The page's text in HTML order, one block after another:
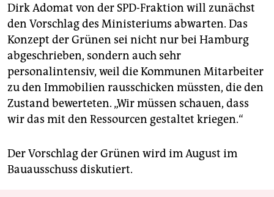
Dirk Adomat von der SPD-Fraktion will zunächst
den Vorschlag des Ministeriums abwarten. Das
Konzept der Grünen sei nicht nur bei Hamburg
abgeschrieben, sondern auch sehr
personalintensiv, weil die Kommunen Mitarbeiter
zu den Immobilien rausschicken müssten, die den
Zustand bewerteten. „Wir müssen schauen, dass
wir das mit den Ressourcen gestaltet kriegen.“
Der Vorschlag der Grünen wird im August im
Bauausschuss diskutiert.